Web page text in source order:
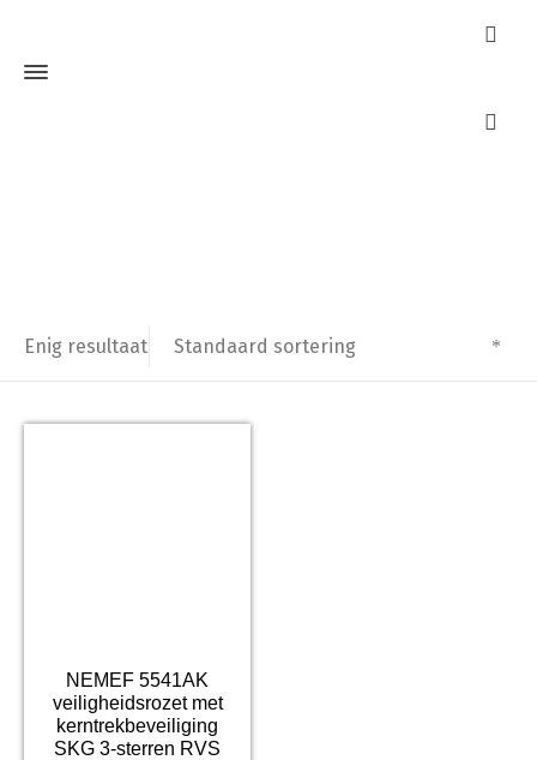
Enig resultaat Standaard sortering
NEMEF 5541AK
veiligheidsrozet met
kerntrekbeveiliging
SKG 3-sterren RVS